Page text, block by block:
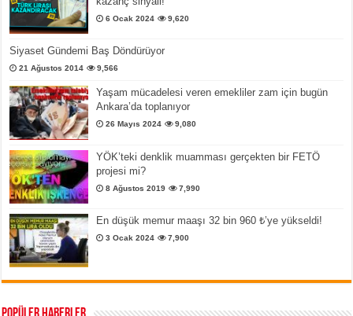
6 Ocak 2024 9,620
Siyaset Gündemi Baş Döndürüyor
21 Ağustos 2014 9,566
Yaşam mücadelesi veren emekliler zam için bugün
Ankara’da toplanıyor
26 Mayıs 2024 9,080
YÖK’teki denklik muamması gerçekten bir FETÖ
projesi mi?
8 Ağustos 2019 7,990
En düşük memur maaşı 32 bin 960 ₺’ye yükseldi!
3 Ocak 2024 7,900